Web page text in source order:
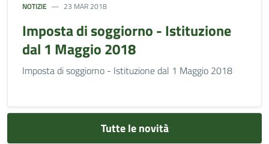
NOTIZIE 23 MAR 2018
Imposta di soggiorno - Istituzione
dal 1 Maggio 2018
Imposta di soggiorno - Istituzione dal 1 Maggio 2018
Tutte le novità